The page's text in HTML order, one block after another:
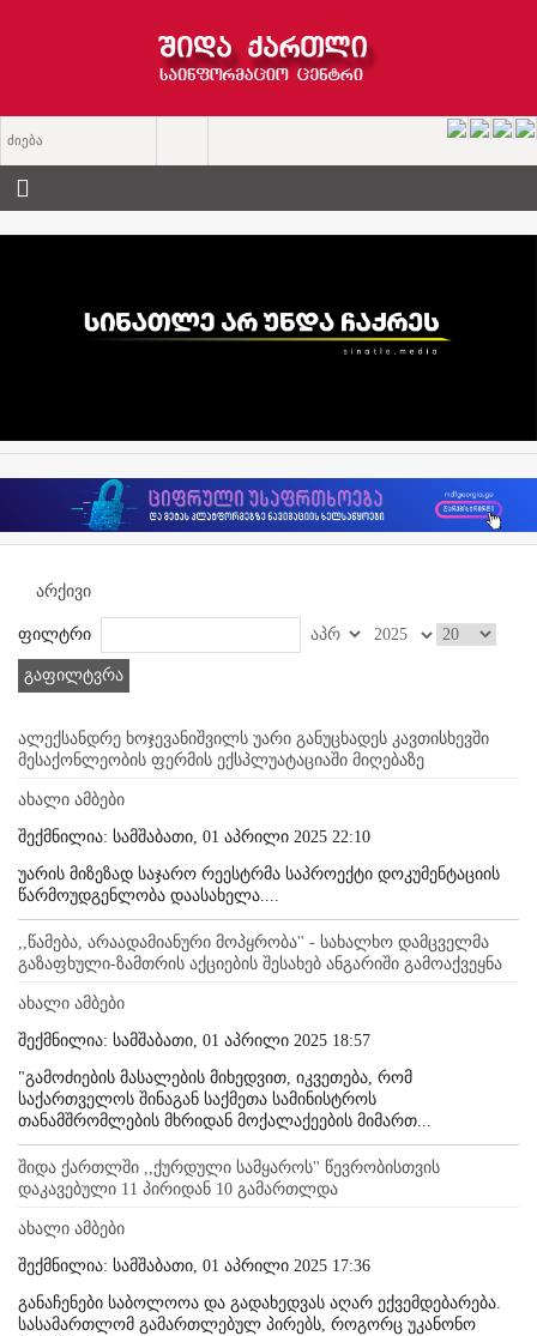
არქივი
ფილტრი
გაფილტვრა
ალექსანდრე ხოჯევანიშვილს უარი განუცხადეს კავთისხევში
მესაქონლეობის ფერმის ექსპლუატაციაში მიღებაზე
ახალი ამბები
შექმნილია: სამშაბათი, 01 აპრილი 2025 22:10
უარის მიზეზად საჯარო რეესტრმა საპროექტი დოკუმენტაციის
წარმოუდგენლობა დაასახელა....
,,წამება, არაადამიანური მოპყრობა'' - სახალხო დამცველმა
გაზაფხული-ზამთრის აქციების შესახებ ანგარიში გამოაქვეყნა
ახალი ამბები
შექმნილია: სამშაბათი, 01 აპრილი 2025 18:57
"გამოძიების მასალების მიხედვით, იკვეთება, რომ
საქართველოს შინაგან საქმეთა სამინისტროს
თანამშრომლების მხრიდან მოქალაქეების მიმართ...
შიდა ქართლში ,,ქურდული სამყაროს'' წევრობისთვის
დაკავებული 11 პირიდან 10 გამართლდა
ახალი ამბები
შექმნილია: სამშაბათი, 01 აპრილი 2025 17:36
განაჩენები საბოლოოა და გადახედვას აღარ ექვემდებარება.
სასამართლომ გამართლებულ პირებს, როგორც უკანონო